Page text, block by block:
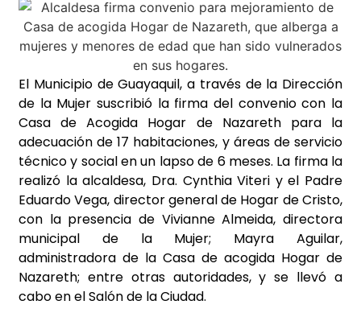
El Municipio de Guayaquil, a través de la Dirección
de la Mujer suscribió la firma del convenio con la
Casa de Acogida Hogar de Nazareth para la
adecuación de 17 habitaciones, y áreas de servicio
técnico y social en un lapso de 6 meses. La firma la
realizó la alcaldesa, Dra. Cynthia Viteri y el Padre
Eduardo Vega, director general de Hogar de Cristo,
con la presencia de Vivianne Almeida, directora
municipal de la Mujer; Mayra Aguilar,
administradora de la Casa de acogida Hogar de
Nazareth; entre otras autoridades, y se llevó a
cabo en el Salón de la Ciudad.